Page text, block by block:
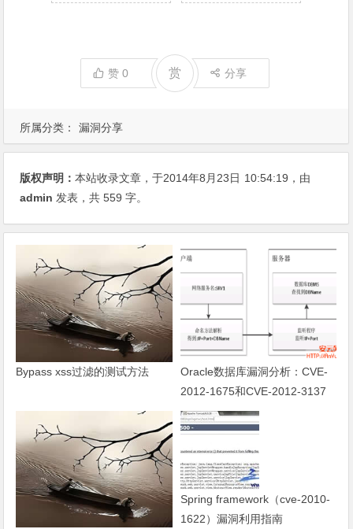
所属分类： 漏洞分享
赞0 赏 分享
版权声明：本站收录文章，于2014年8月23日 10:54:19 ，由
admin 发表，共 559 字。
Bypass xss过滤的测试方法
Oracle数据库漏洞分析：CVE-
2012-1675和CVE-2012-3137
Spring framework（cve-2010-
1622）漏洞利用指南